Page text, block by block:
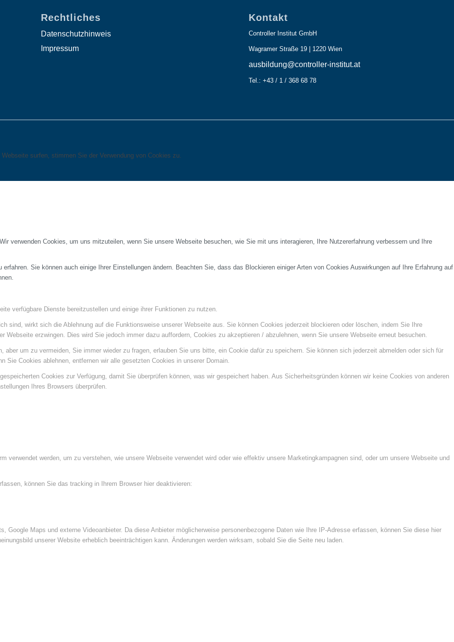
Rechtliches
Datenschutzhinweis
Impressum
Kontakt
Controller Institut GmbH
Wagramer Straße 19 | 1220 Wien
ausbildung@controller-institut.at
Tel.: +43 / 1 / 368 68 78
surfen, stimmen Sie der Verwendung von Cookies zu.
verwenden Cookies, um uns mitzuteilen, wenn Sie unsere Webseite besuchen, wie Sie mit uns interagieren, Ihre Nutzererfahrung verbessern und Ihre
Sie können auch einige Ihrer Einstellungen ändern. Beachten Sie, dass das Blockieren einiger Arten von Cookies Auswirkungen auf Ihre Erfahrung auf
verfügbare Dienste bereitzustellen und einige ihrer Funktionen zu nutzen.
sind, wirkt sich die Ablehnung auf die Funktionsweise unserer Webseite aus. Sie können Cookies jederzeit blockieren oder löschen, indem Sie Ihre
Webseite erzwingen. Dies wird Sie jedoch immer dazu auffordern, Cookies zu akzeptieren / abzulehnen, wenn Sie unsere Webseite erneut besuchen.
um zu vermeiden, Sie immer wieder zu fragen, erlauben Sie uns bitte, ein Cookie dafür zu speichern. Sie können sich jederzeit abmelden oder sich für
Sie Cookies ablehnen, entfernen wir alle gesetzten Cookies in unserer Domain.
Cookies zur Verfügung, damit Sie überprüfen können, was wir gespeichert haben. Aus Sicherheitsgründen können wir keine Cookies von anderen
Ihres Browsers überprüfen.
verwendet werden, um zu verstehen, wie unsere Webseite verwendet wird oder wie effektiv unsere Marketingkampagnen sind, oder um unsere Webseite und
können Sie das tracking in Ihrem Browser hier deaktivieren:
Google Maps und externe Videoanbieter. Da diese Anbieter möglicherweise personenbezogene Daten wie Ihre IP-Adresse erfassen, können Sie diese hier
unserer Website erheblich beeinträchtigen kann. Änderungen werden wirksam, sobald Sie die Seite neu laden.